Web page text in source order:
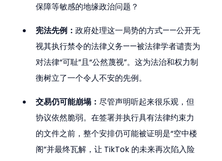
保障等敏感的地缘政治问题？
宪法先例：政府处理这一局势的方式——公开无
视其执行禁令的法律义务——被法律学者谴责为
对法律“可耻”且“公然蔑视”。这为法治和权力制
衡树立了一个令人不安的先例。
交易仍可能崩塌：尽管声明听起来很乐观，但
协议依然脆弱。在签署并执行具有法律约束力
的文件之前，整个安排仍可能被证明是“空中楼
阁”并最终瓦解，让 TikTok 的未来再次陷入险